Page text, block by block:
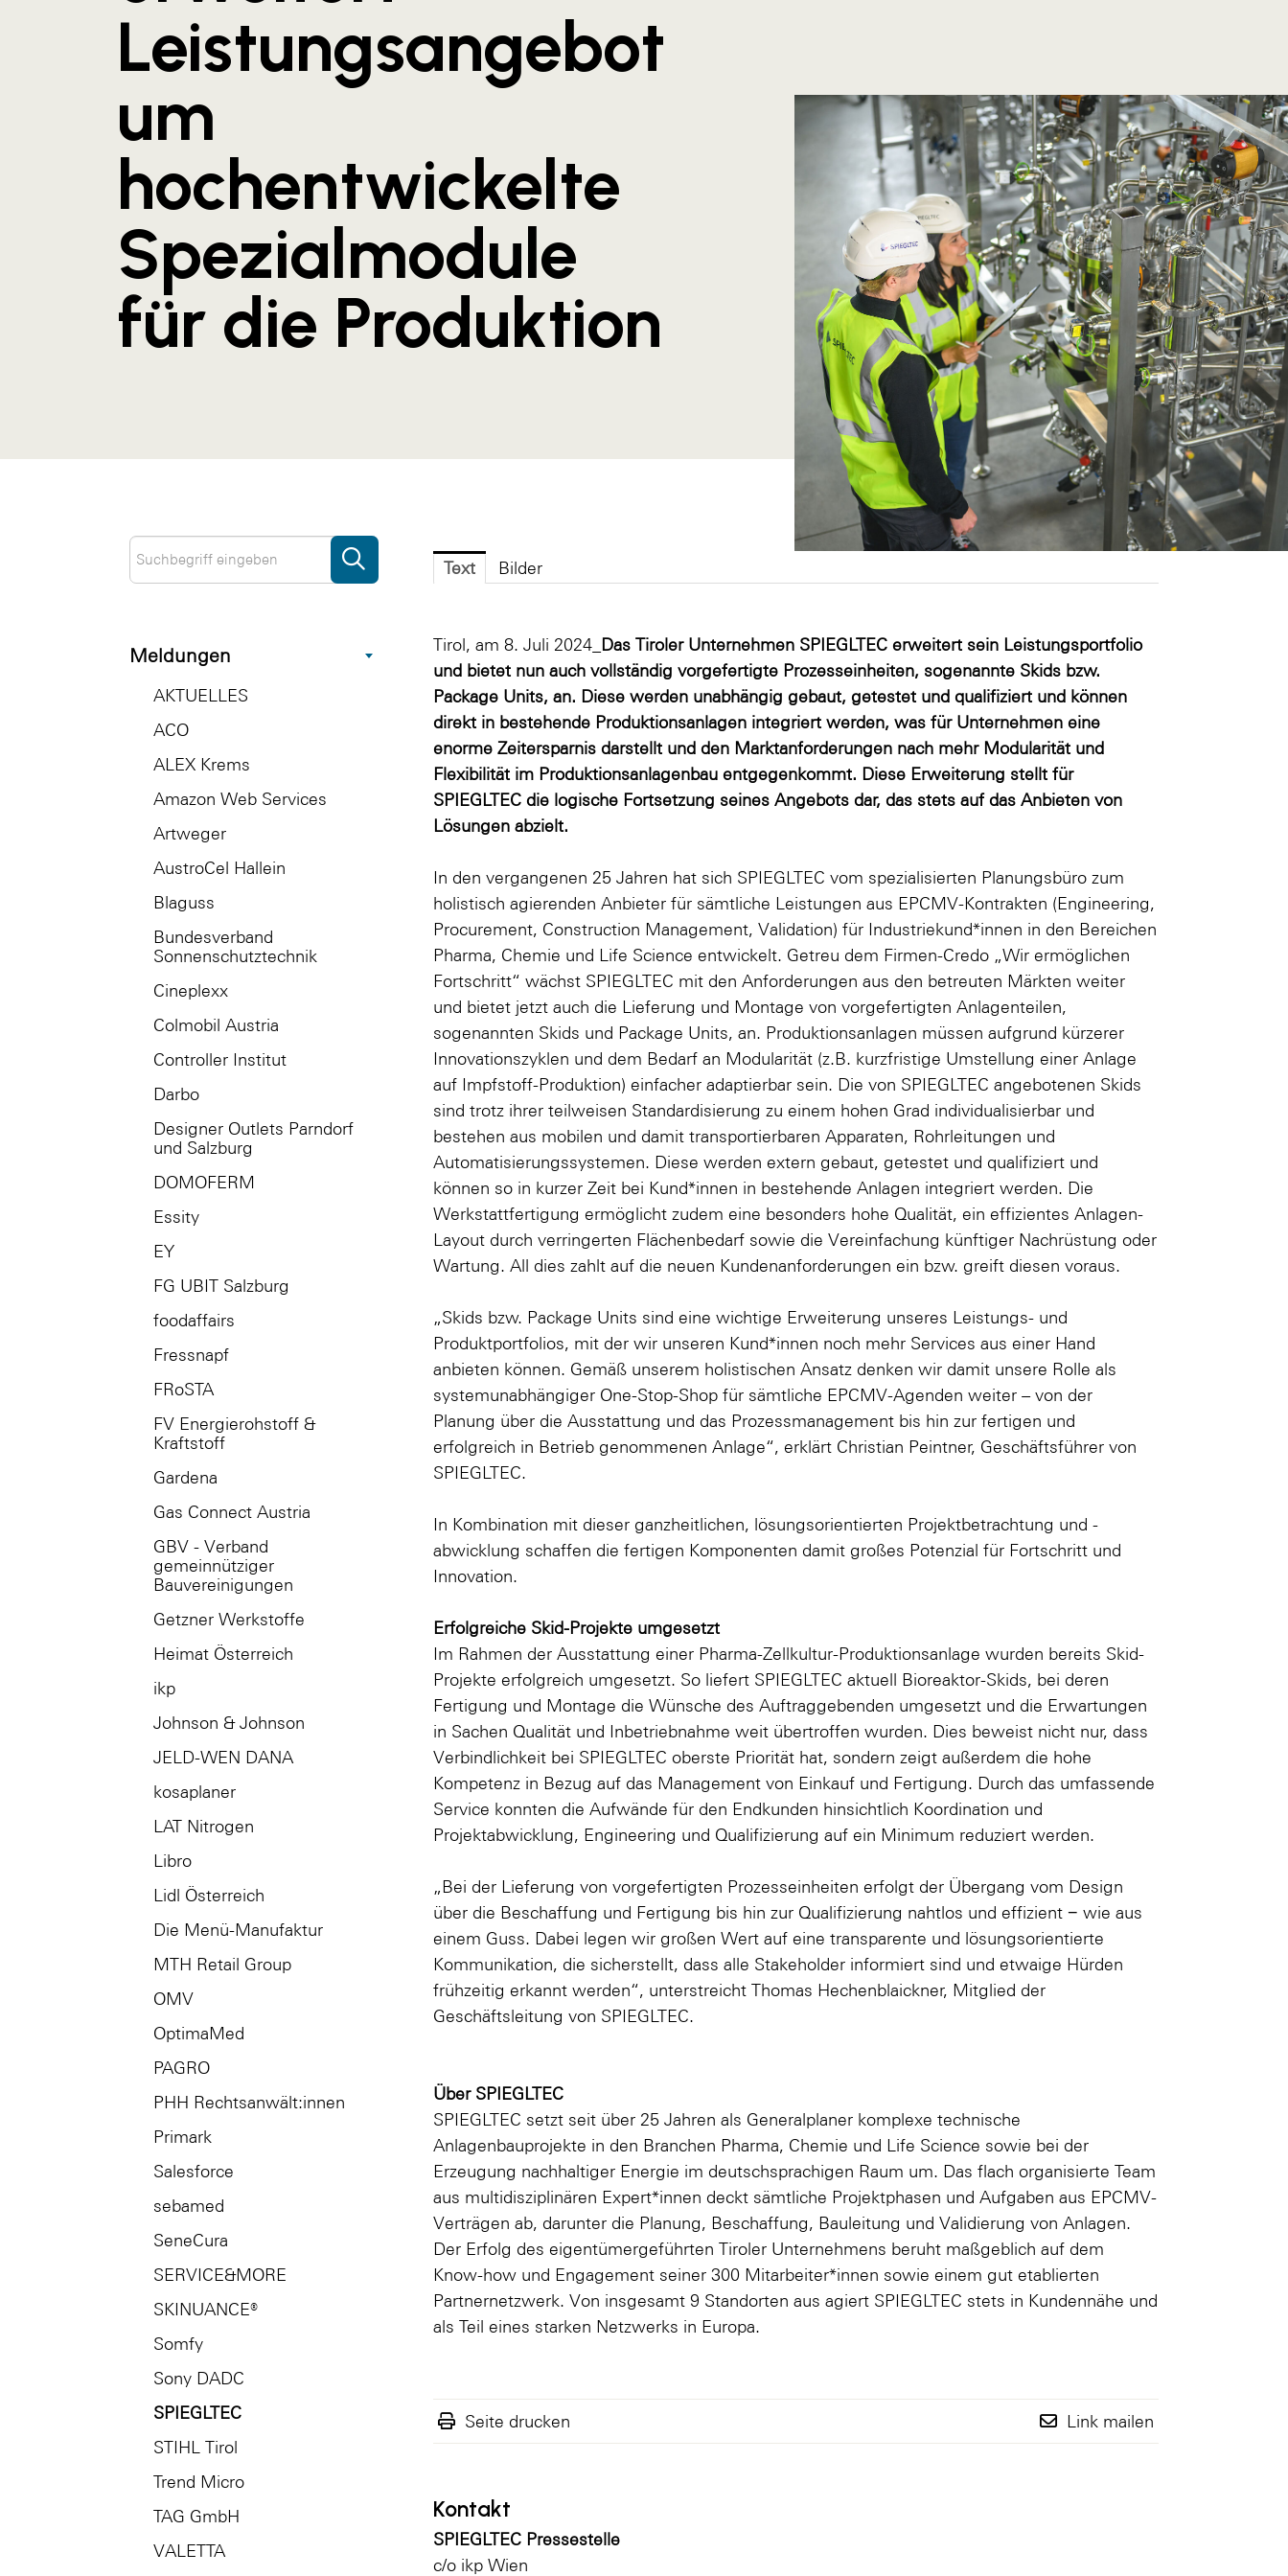
Meldungen
AKTUELLES
ACO
ALEX Krems
Amazon Web Services
Artweger
AustroCel Hallein
Blaguss
Bundesverband
Sonnenschutztechnik
Cineplexx
Colmobil Austria
Controller Institut
Darbo
Designer Outlets Parndorf
und Salzburg
DOMOFERM
Essity
EY
FG UBIT Salzburg
foodaffairs
Fressnapf
FRoSTA
FV Energierohstoff &
Kraftstoff
Gardena
Gas Connect Austria
GBV - Verband
gemeinnütziger
Bauvereinigungen
Getzner Werkstoffe
Heimat Österreich
ikp
Johnson & Johnson
JELD-WEN DANA
kosaplaner
LAT Nitrogen
Libro
Lidl Österreich
Die Menü-Manufaktur
MTH Retail Group
OMV
OptimaMed
PAGRO
PHH Rechtsanwält:innen
Primark
Salesforce
sebamed
SeneCura
SERVICE&MORE
SKINUANCE®
Somfy
Sony DADC
SPIEGLTEC
STIHL Tirol
Trend Micro
TAG GmbH
VALETTA
Leistungsangebot
um
hochentwickelte
Spezialmodule
für die Produktion
Text Bilder
Tirol, am 8. Juli 2024_ Das Tiroler Unternehmen SPIEGLTEC erweitert sein Leistungsportfolio
und bietet nun auch vollständig vorgefertigte Prozesseinheiten, sogenannte Skids bzw.
Package Units, an. Diese werden unabhängig gebaut, getestet und qualifiziert und können
direkt in bestehende Produktionsanlagen integriert werden, was für Unternehmen eine
enorme Zeitersparnis darstellt und den Marktanforderungen nach mehr Modularität und
Flexibilität im Produktionsanlagenbau entgegenkommt. Diese Erweiterung stellt für
SPIEGLTEC die logische Fortsetzung seines Angebots dar, das stets auf das Anbieten von
Lösungen abzielt.
In den vergangenen 25 Jahren hat sich SPIEGLTEC vom spezialisierten Planungsbüro zum
holistisch agierenden Anbieter für sämtliche Leistungen aus EPCMV-Kontrakten (Engineering,
Procurement, Construction Management, Validation) für Industriekund*innen in den Bereichen
Pharma, Chemie und Life Science entwickelt. Getreu dem Firmen-Credo „Wir ermöglichen
Fortschritt“ wächst SPIEGLTEC mit den Anforderungen aus den betreuten Märkten weiter
und bietet jetzt auch die Lieferung und Montage von vorgefertigten Anlagenteilen,
sogenannten Skids und Package Units, an. Produktionsanlagen müssen aufgrund kürzerer
Innovationszyklen und dem Bedarf an Modularität (z.B. kurzfristige Umstellung einer Anlage
auf Impfstoff-Produktion) einfacher adaptierbar sein. Die von SPIEGLTEC angebotenen Skids
sind trotz ihrer teilweisen Standardisierung zu einem hohen Grad individualisierbar und
bestehen aus mobilen und damit transportierbaren Apparaten, Rohrleitungen und
Automatisierungssystemen. Diese werden extern gebaut, getestet und qualifiziert und
können so in kurzer Zeit bei Kund*innen in bestehende Anlagen integriert werden. Die
Werkstattfertigung ermöglicht zudem eine besonders hohe Qualität, ein effizientes Anlagen-
Layout durch verringerten Flächenbedarf sowie die Vereinfachung künftiger Nachrüstung oder
Wartung. All dies zahlt auf die neuen Kundenanforderungen ein bzw. greift diesen voraus.
„Skids bzw. Package Units sind eine wichtige Erweiterung unseres Leistungs- und
Produktportfolios, mit der wir unseren Kund*innen noch mehr Services aus einer Hand
anbieten können. Gemäß unserem holistischen Ansatz denken wir damit unsere Rolle als
systemunabhängiger One-Stop-Shop für sämtliche EPCMV-Agenden weiter – von der
Planung über die Ausstattung und das Prozessmanagement bis hin zur fertigen und
erfolgreich in Betrieb genommenen Anlage“, erklärt Christian Peintner, Geschäftsführer von
SPIEGLTEC.
In Kombination mit dieser ganzheitlichen, lösungsorientierten Projektbetrachtung und -
abwicklung schaffen die fertigen Komponenten damit großes Potenzial für Fortschritt und
Innovation.
Erfolgreiche Skid-Projekte umgesetzt
Im Rahmen der Ausstattung einer Pharma-Zellkultur-Produktionsanlage wurden bereits Skid-
Projekte erfolgreich umgesetzt. So liefert SPIEGLTEC aktuell Bioreaktor-Skids, bei deren
Fertigung und Montage die Wünsche des Auftraggebenden umgesetzt und die Erwartungen
in Sachen Qualität und Inbetriebnahme weit übertroffen wurden. Dies beweist nicht nur, dass
Verbindlichkeit bei SPIEGLTEC oberste Priorität hat, sondern zeigt außerdem die hohe
Kompetenz in Bezug auf das Management von Einkauf und Fertigung. Durch das umfassende
Service konnten die Aufwände für den Endkunden hinsichtlich Koordination und
Projektabwicklung, Engineering und Qualifizierung auf ein Minimum reduziert werden.
„Bei der Lieferung von vorgefertigten Prozesseinheiten erfolgt der Übergang vom Design
über die Beschaffung und Fertigung bis hin zur Qualifizierung nahtlos und effizient − wie aus
einem Guss. Dabei legen wir großen Wert auf eine transparente und lösungsorientierte
Kommunikation, die sicherstellt, dass alle Stakeholder informiert sind und etwaige Hürden
frühzeitig erkannt werden“, unterstreicht Thomas Hechenblaickner, Mitglied der
Geschäftsleitung von SPIEGLTEC.
Über SPIEGLTEC
SPIEGLTEC setzt seit über 25 Jahren als Generalplaner komplexe technische
Anlagenbauprojekte in den Branchen Pharma, Chemie und Life Science sowie bei der
Erzeugung nachhaltiger Energie im deutschsprachigen Raum um. Das flach organisierte Team
aus multidisziplinären Expert*innen deckt sämtliche Projektphasen und Aufgaben aus EPCMV-
Verträgen ab, darunter die Planung, Beschaffung, Bauleitung und Validierung von Anlagen.
Der Erfolg des eigentümergeführten Tiroler Unternehmens beruht maßgeblich auf dem
Know-how und Engagement seiner 300 Mitarbeiter*innen sowie einem gut etablierten
Partnernetzwerk. Von insgesamt 9 Standorten aus agiert SPIEGLTEC stets in Kundennähe und
als Teil eines starken Netzwerks in Europa.
Seite drucken Link mailen
Kontakt
SPIEGLTEC Pressestelle
c/o ikp Wien